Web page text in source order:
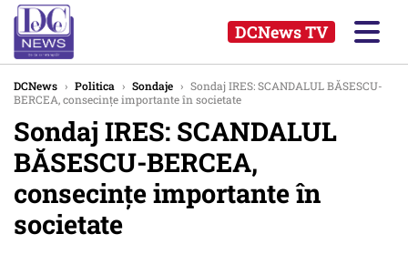
DCNews TV
DCNews › Politica › Sondaje › Sondaj IRES: SCANDALUL BĂSESCU-
BERCEA, consecințe importante în societate
Sondaj IRES: SCANDALUL
BĂSESCU-BERCEA,
consecințe importante în
societate